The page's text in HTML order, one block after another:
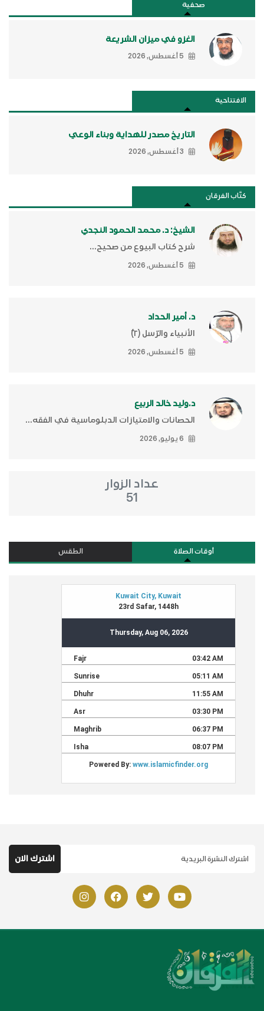
صحفية
الغزو في ميزان الشريعة
5 أغسطس, 2026
الافتتاحية
التاريخ مصدر للهداية وبناء الوعي
3 أغسطس, 2026
كتَّاب الفرقان
الشيخ: د. محمد الحمود النجدي
شرح كتاب البيوع من صحيح...
5 أغسطس, 2026
د. أمير الحداد
الأنبياء والرّسل (٢)ّ
5 أغسطس, 2026
د.وليد خالد الربيع
الحصانات والامتيازات الدبلوماسية في الفقه...
6 يوليو, 2026
عداد الزوار
51
أوقات الصلاة الطقس